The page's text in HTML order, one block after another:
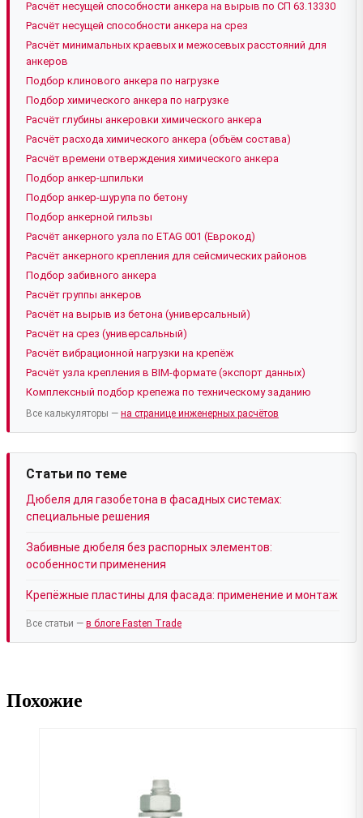
Расчёт несущей способности анкера на вырыв по СП 63.13330
Расчёт несущей способности анкера на срез
Расчёт минимальных краевых и межосевых расстояний для
анкеров
Подбор клинового анкера по нагрузке
Подбор химического анкера по нагрузке
Расчёт глубины анкеровки химического анкера
Расчёт расхода химического анкера (объём состава)
Расчёт времени отверждения химического анкера
Подбор анкер-шпильки
Подбор анкер-шурупа по бетону
Подбор анкерной гильзы
Расчёт анкерного узла по ETAG 001 (Еврокод)
Расчёт анкерного крепления для сейсмических районов
Подбор забивного анкера
Расчёт группы анкеров
Расчёт на вырыв из бетона (универсальный)
Расчёт на срез (универсальный)
Расчёт вибрационной нагрузки на крепёж
Расчёт узла крепления в BIM-формате (экспорт данных)
Комплексный подбор крепежа по техническому заданию
Все калькуляторы — на странице инженерных расчётов
Статьи по теме
Дюбеля для газобетона в фасадных системах:
специальные решения
Забивные дюбеля без распорных элементов:
особенности применения
Крепёжные пластины для фасада: применение и монтаж
Все статьи — в блоге Fasten Trade
Похожие